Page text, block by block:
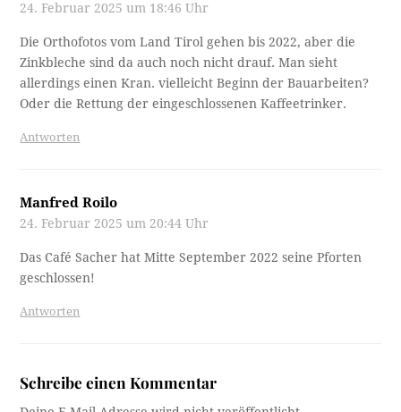
24. Februar 2025 um 18:46 Uhr
Die Orthofotos vom Land Tirol gehen bis 2022, aber die
Zinkbleche sind da auch noch nicht drauf. Man sieht
allerdings einen Kran. vielleicht Beginn der Bauarbeiten?
Oder die Rettung der eingeschlossenen Kaffeetrinker.
Antworten
Manfred Roilo
24. Februar 2025 um 20:44 Uhr
Das Café Sacher hat Mitte September 2022 seine Pforten
geschlossen!
Antworten
Schreibe einen Kommentar